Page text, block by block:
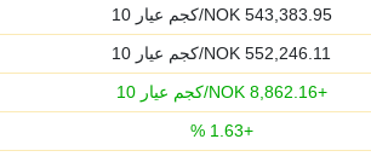
543,383.95 NOK/كجم عيار 10
552,246.11
+
8,862.16 NOK/كجم عيار 10
+
1.63
%